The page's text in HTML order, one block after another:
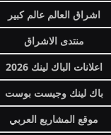
اشراق العالم عالم كبير
منتدى الاشراق
اعلانات الباك لينك 2026
باك لينك وجيست بوست
موقع المشاريع العربي